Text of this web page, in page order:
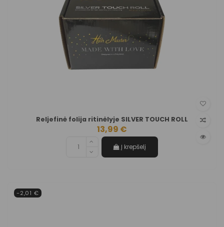
Reljefinė folija ritinėlyje SILVER TOUCH ROLL
13,99 €
Į krepšelį
-2,01 €